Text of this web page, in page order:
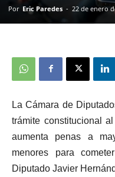
Por Eric Paredes - 22 de enero
La Cámara de
trámite constitucional
aumenta penas a
menores para
Diputado Javier